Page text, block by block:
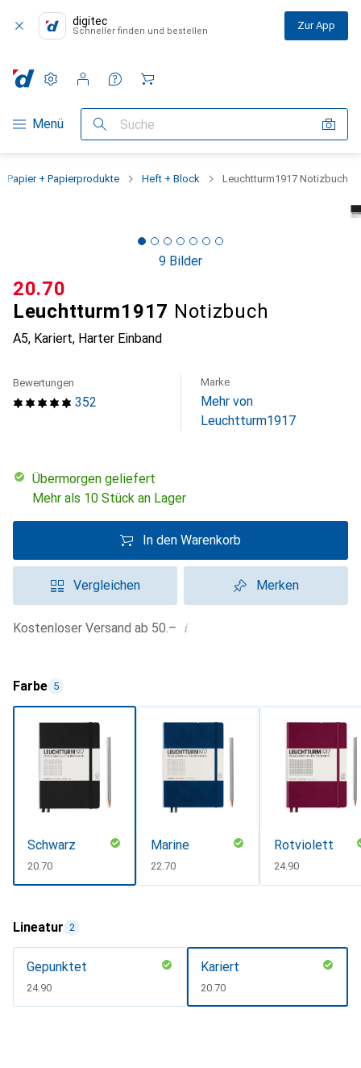
digitec
Schneller finden und bestellen Zur App
Navigation nach Kategorien
Menü Suche
Einstellungen
Kundenkonto
Vergleichslisten
Merklisten
Warenkorb
Papier + Papierprodukte Heft + Block Leuchtturm1917 Notizbuch
9 Bilder
Leuchtturm1917 Notizbuch
A5, Kariert, Harter Einband
CHF
20.70
352
Bewertungen Marke
Mehr von
Leuchtturm1917
übermorgen geliefert
Mehr als 10 Stück an Lager
In den Warenkorb
Vergleichen Merken
Kostenloser Versand ab 50.– i
Farbe 5
Schwarz
CHF
20.70
Marine
CHF
22.70
Rotviolett
CHF
24.90
Lineatur 2
Gepunktet
CHF
24.90
Kariert
CHF
20.70